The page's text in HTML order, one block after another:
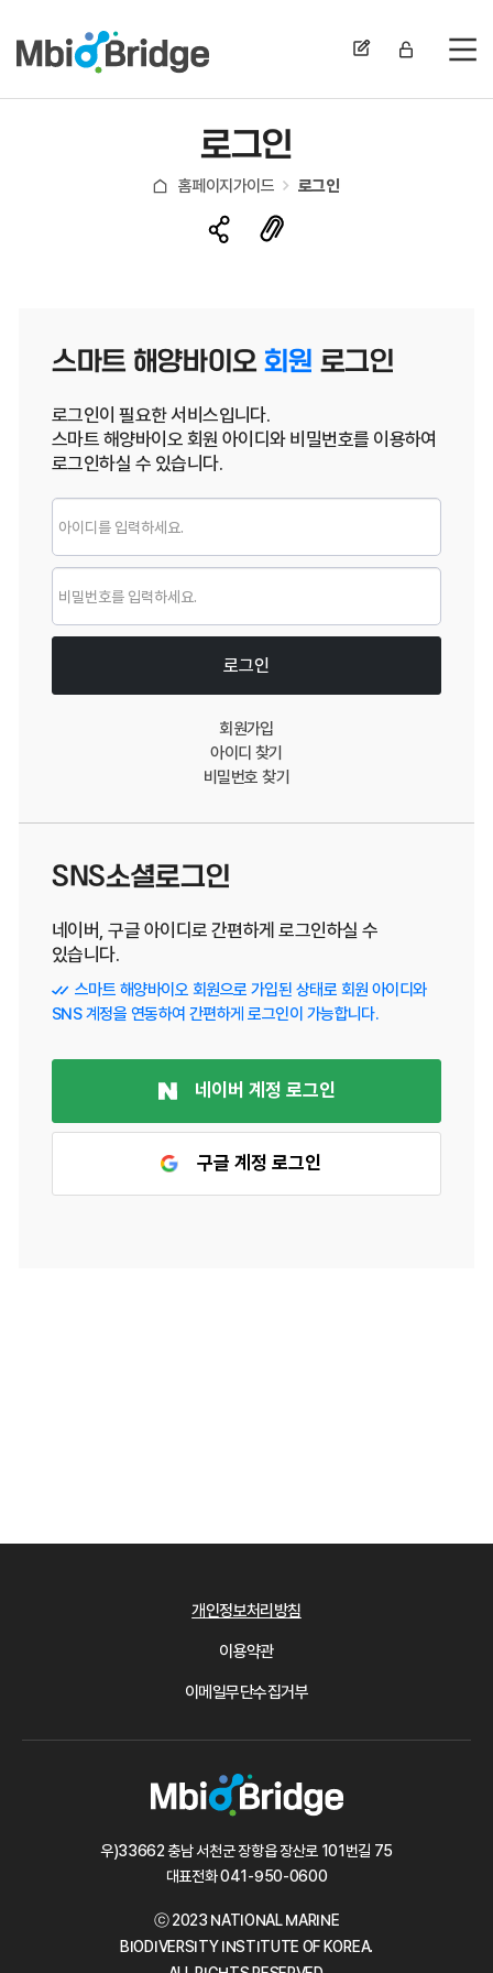
전
로그인
홈페이지가이드 로그인
스마트 해양바이오 회원 로그인
로그인이 필요한 서비스입니다.
스마트 해양바이오 회원 아이디와 비밀번호를 이용하여
로그인하실 수 있습니다.
로그인
로그인
회원가입
아이디 찾기
비밀번호 찾기
SNS소셜로그인
네이버, 구글 아이디로 간편하게 로그인하실 수
있습니다.
스마트 해양바이오 회원으로 가입된 상태로 회원 아이디와
SNS 계정을 연동하여 간편하게 로그인이 가능합니다.
네이버 계정 로그인
구글 계정 로그인
개인정보처리방침
이용약관
이메일무단수집거부
우)33662 충남 서천군 장항읍 장산로 101번길 75
대표전화041-950-0600
ⓒ 2023 NATIONAL MARINE
BIODIVERSITY INSTITUTE OF KOREA.